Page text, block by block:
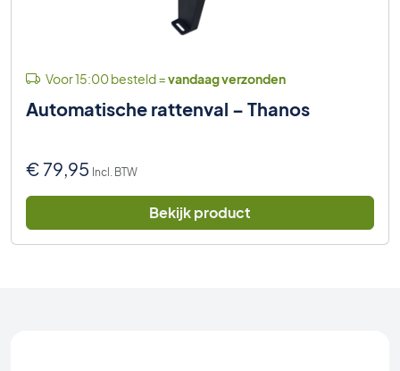
Voor 15:00 besteld =vandaag verzonden
Automatische rattenval – Thanos
€79,95 Incl. BTW
Bekijk product